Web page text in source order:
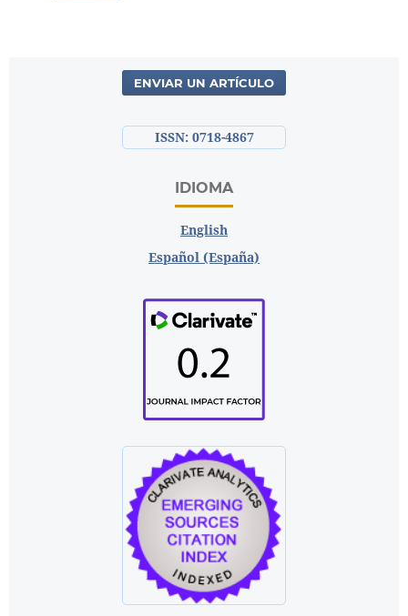
ENVIAR UN ARTÍCULO
ISSN: 0718-4867
IDIOMA
English
Español (España)